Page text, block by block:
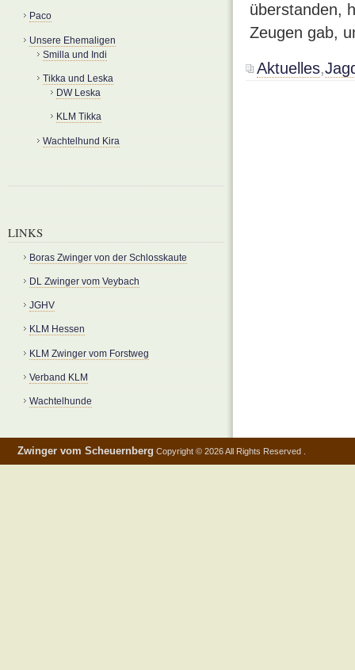
überstanden,
Zeugen gab,
Aktuelles,
Paco
Unsere Ehemaligen
Smilla und Indi
Tikka und Leska
DW Leska
KLM Tikka
Wachtelhund Kira
LINKS
Boras Zwinger von der Schlosskaute
DL Zwinger vom Veybach
JGHV
KLM Hessen
KLM Zwinger vom Forstweg
Verband KLM
Wachtelhunde
Zwinger vom Scheuernberg Copyright © 2026 All Rights Reserved .